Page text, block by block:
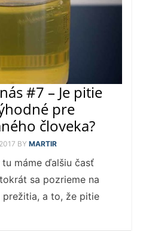
#7 – Je pitie
pre
človeka?
BY MARTIR
máme ďalšiu časť
sa pozrieme na
a to, že pitie